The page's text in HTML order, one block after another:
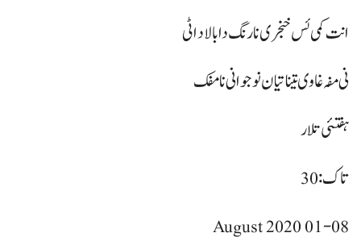
انت کمی ئس خنجری نا رنگ دا بالاد اٹی
نی مفہ غاوی تینا تیان نوجوانی نا مفک
ہفتئی تلار
تاک: 30
01-08 August 2020